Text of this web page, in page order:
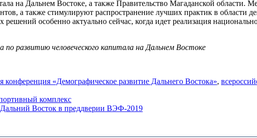
на Дальнем Востоке, а также Правительство Магаданской области.
а также стимулируют распространение лучших практик в области
особенно актуально сейчас, когда идет реализация
развитию человеческого капитала на Дальнем Востоке
конференция «Демографическое развитие Дальнего Востока»,
комплекс
Восток в преддверии ВЭФ-2019